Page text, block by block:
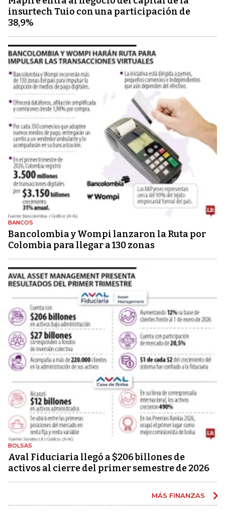
insurtech Tuio con una participación de
38,9%
BANCOS
Bancolombia y Wompi lanzaron la Ruta por
Colombia para llegar a 130 zonas
BOLSAS
Aval Fiduciaria llegó a $206 billones de
activos al cierre del primer semestre de 2026
MÁS FINANZAS